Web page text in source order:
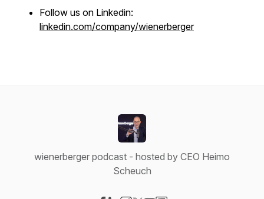
Follow us on Linkedin:
linkedin.com/company/wienerberger
wienerberger podcast - hosted by CEO Heimo
Scheuch